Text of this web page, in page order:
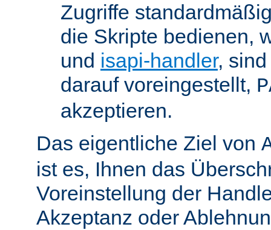
Zugriffe
die Skripte bedienen,
und isapi-handler,
darauf voreingestellt,
akzeptieren.
Das eigentliche Ziel von
ist es, Ihnen das
Voreinstellung der
Akzeptanz oder